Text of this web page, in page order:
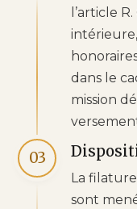
l’article
dans le
mission
03
La
sont